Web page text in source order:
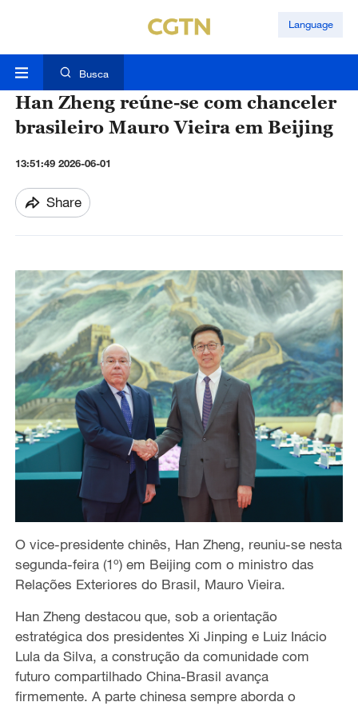
Language
Busca
Han Zheng reúne-se com chanceler
brasileiro Mauro Vieira em Beijing
13:51:49 2026-06-01
Share
O vice-presidente chinês, Han Zheng, reuniu-se nesta
segunda-feira (1º) em Beijing com o ministro das
Relações Exteriores do Brasil, Mauro Vieira.
Han Zheng destacou que, sob a orientação
estratégica dos presidentes Xi Jinping e Luiz Inácio
Lula da Silva, a construção da comunidade com
futuro compartilhado China-Brasil avança
firmemente. A parte chinesa sempre aborda o